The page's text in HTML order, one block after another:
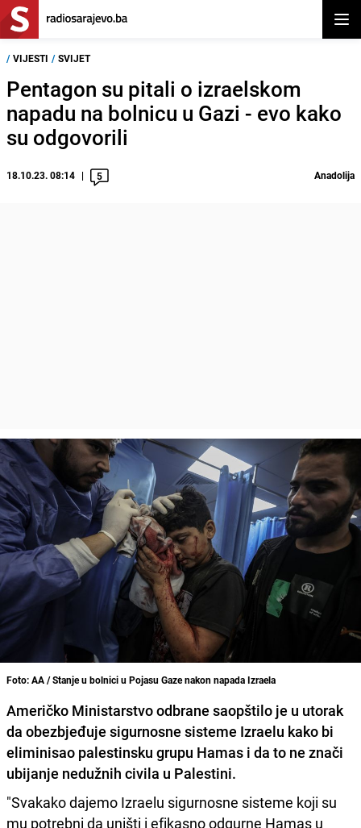
/ VIJESTI / SVIJET
Pentagon su pitali o izraelskom
napadu na bolnicu u Gazi - evo kako
su odgovorili
18.10.23. 08:14 5 Anadolija
Foto: AA / Stanje u bolnici u Pojasu Gaze nakon napada Izraela
Američko Ministarstvo odbrane saopštilo je u utorak
da obezbjeđuje sigurnosne sisteme Izraelu kako bi
eliminisao palestinsku grupu Hamas i da to ne znači
ubijanje nedužnih civila u Palestini.
"Svakako dajemo Izraelu sigurnosne sisteme koji su
mu potrebni da uništi i efikasno odgurne Hamas u